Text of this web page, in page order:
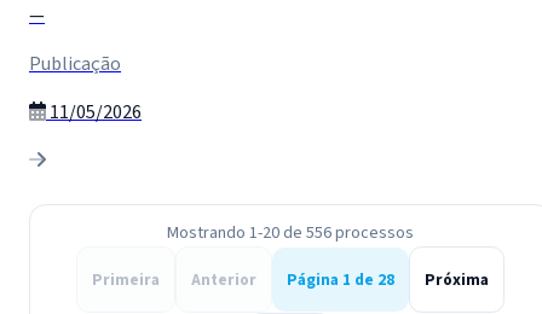
—
Publicação
11/05/2026
Mostrando 1-20 de 556 processos
Primeira Anterior Página 1 de 28 Próxima